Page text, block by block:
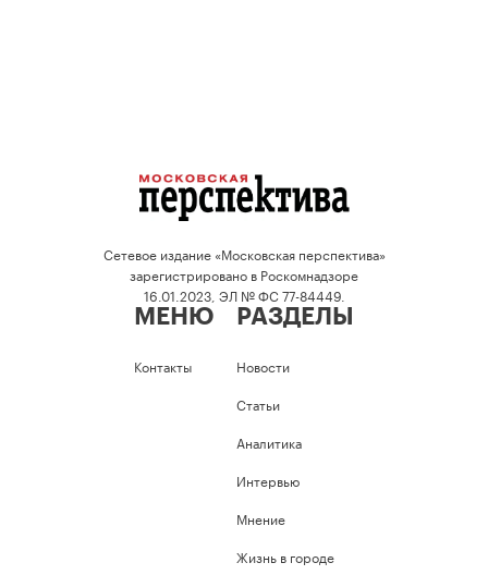
Сетевое издание «Московская перспектива»
зарегистрировано в Роскомнадзоре
16.01.2023, ЭЛ № ФС 77-84449.
МЕНЮ
Контакты
РАЗДЕЛЫ
Новости
Статьи
Аналитика
Интервью
Мнение
Жизнь в городе